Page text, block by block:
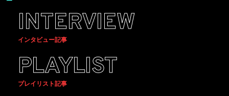
INTERVIEW
インタビュー記事
PLAYLIST
プレイリスト記事